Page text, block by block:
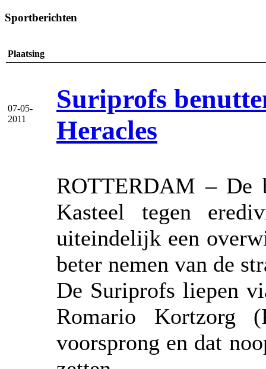
Sportberichten
Plaatsing
07-05-
2011
Suriprofs
Heracles
ROTTERDAM – De
Kasteel tegen
uiteindelijk een
beter nemen van de
De Suriprofs liepen
Romario Kortzorg
voorsprong en dat